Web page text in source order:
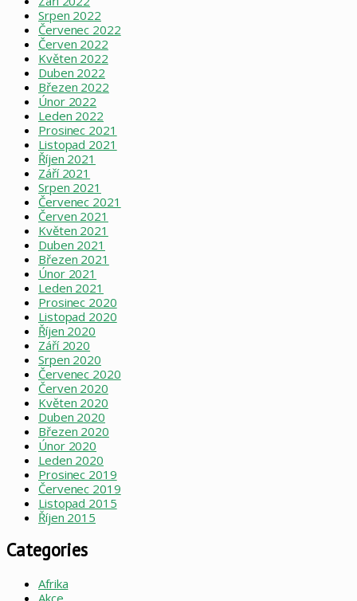
Srpen 2022
Červenec 2022
Červen 2022
Květen 2022
Duben 2022
Březen 2022
Únor 2022
Leden 2022
Prosinec 2021
Listopad 2021
Říjen 2021
Září 2021
Srpen 2021
Červenec 2021
Červen 2021
Květen 2021
Duben 2021
Březen 2021
Únor 2021
Leden 2021
Prosinec 2020
Listopad 2020
Říjen 2020
Září 2020
Srpen 2020
Červenec 2020
Červen 2020
Květen 2020
Duben 2020
Březen 2020
Únor 2020
Leden 2020
Prosinec 2019
Červenec 2019
Listopad 2015
Říjen 2015
Categories
Afrika